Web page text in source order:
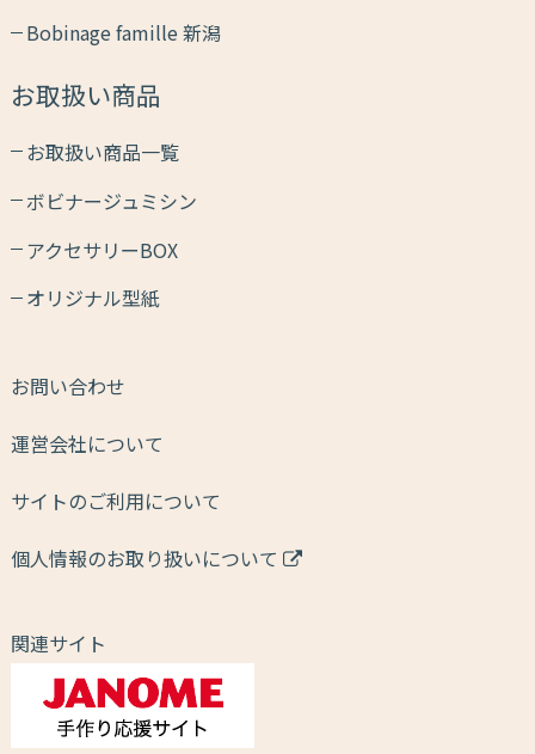
Bobinage famille 新潟
お取扱い商品
お取扱い商品一覧
ボビナージュミシン
アクセサリーBOX
オリジナル型紙
お問い合わせ
運営会社について
サイトのご利用について
個人情報のお取り扱いについて
関連サイト